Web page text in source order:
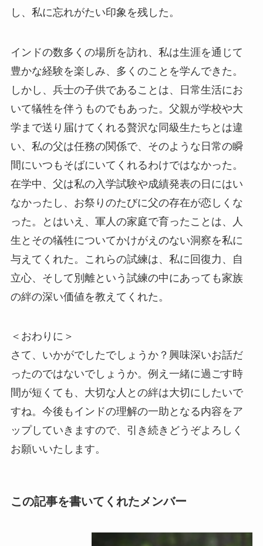
し、私に忘れがたい印象を残した。
インドの数多くの場所を訪れ、私は生涯を通じて
豊かな経験を楽しみ、多くのことを学んできた。
しかし、兵士の子供であることは、日常生活にお
いて犠牲を伴うものでもあった。父親が学校や大
学まで送り届けてくれる贅沢な同級生たちとは違
い、私の父は任務の関係で、そのような日常の瞬
間にいつもそばにいてくれるわけではなかった。
在学中、父は私の入学試験や成績発表の日にはい
なかったし、お祭りのたびに父の存在が恋しくな
った。とはいえ、軍人の家庭で育ったことは、人
生とその犠牲についてかけがえのない洞察を私に
与えてくれた。これらの試練は、私に回復力、自
立心、そして別離という試練の中にあっても家族
の絆の深い価値を教えてくれた。
＜おわりに＞
さて、いかがでしたでしょうか？興味深いお話だ
ったのではないでしょうか。例え一緒に過ごす時
間が短くても、大切な人との絆は大切にしたいで
すね。今後もインドの理解の一助となる内容をア
ップしていきますので、引き続きどうぞよろしく
お願いいたします。
この記事を書いてくれたメンバー